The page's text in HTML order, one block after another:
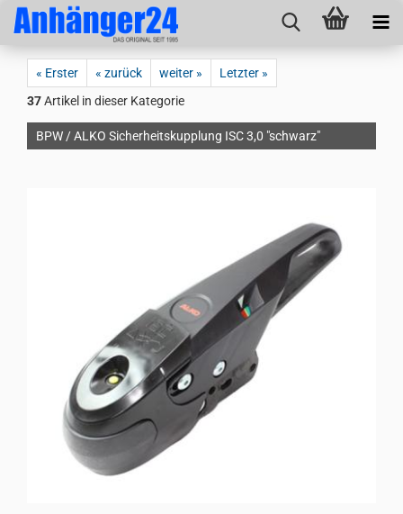
« Erster « zurück weiter »
Letzter »
37Artikel in dieser Kategorie
BPW / ALKO Sicherheitskupplung ISC 3,0 "schwarz"